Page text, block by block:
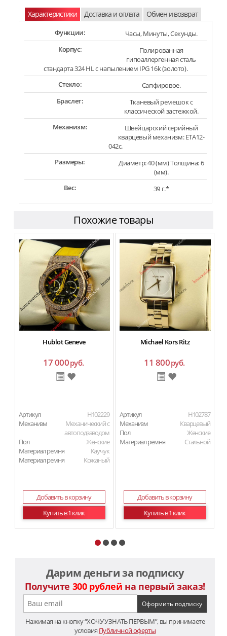
Характеристики Доставка и оплата Обмен и возврат
Функции:
Часы, Минуты, Секунды.
Корпус:
Полированная
гипоаллергенная сталь
стандарта 324 HL с напылением IPG 16k (золото).
Стекло:
Сапфировое.
Браслет:
Тканевый ремешок с
классической застежкой.
Механизм:
Швейцарский серийный
кварцевый механизм: ETA12-
042c.
Размеры:
Диаметр: 40 (мм) Толщина: 6
(мм).
Вес:
39 г.*
Похожие товары
Hublot Geneve
17 000руб.
Артикул
H102229
Механизм
Механический с
автоподзаводом
Пол
Женские
Материал ремня
Каучук
Материал ремня
Кожаный
Добавить в корзину
Купить в 1 клик
Michael Kors Ritz
11 800руб.
Артикул
H102787
Механизм
Кварцевый
Пол
Женские
Материал ремня
Стальной
Добавить в корзину
Купить в 1 клик
Дарим деньги за подписку
Получите 300 рублей на первый заказ!
Нажимая на кнопку “ХОЧУ УЗНАТЬ ПЕРВЫМ”, вы принимаете
условия Публичной оферты